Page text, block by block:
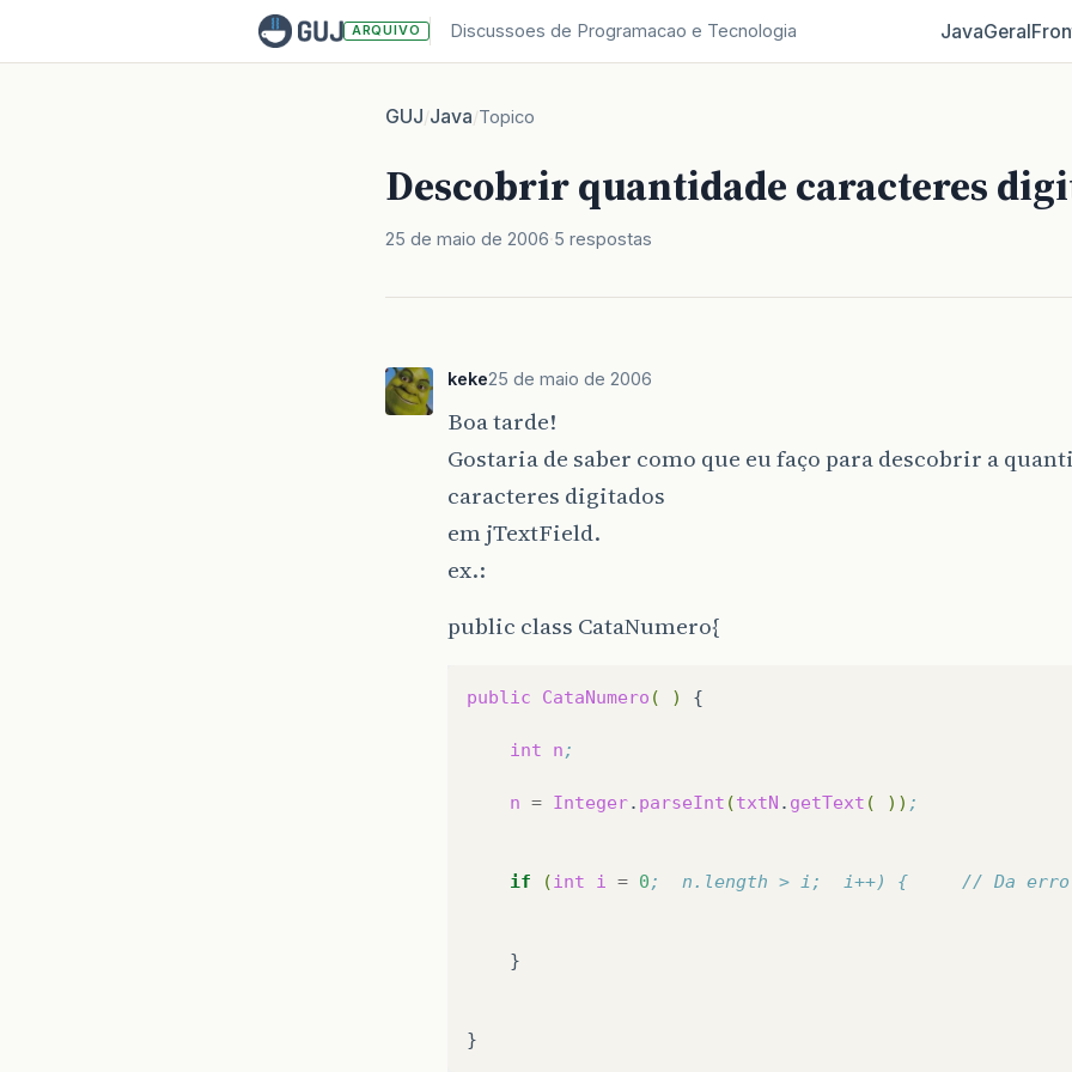
ARQUIVO Discussoes de Programacao e Tecnologia JavaGeral
GUJ/Java/Topico
Descobrir quantidade caracteres
25 de maio de 2006 5 respostas
keke25 de maio de 2006
Boa tarde!
Gostaria de saber como que eu faço para descobrir a
caracteres digitados
em jTextField.
ex.:
public class CataNumero{
public CataNumero ( ) {
int n;
n = Integer. parseInt (txtN . getText ( )) ;
if ( int i = 0;  n.length > i;  i++) {     // Da erro